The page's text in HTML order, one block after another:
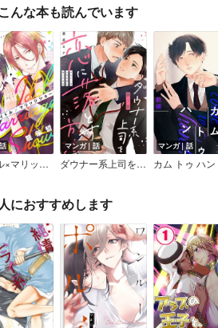
んな本も読んでいます
アイドル×マリッジショー
マンガ｜話
ダウナー系上司を恋に落とす方法【単話売】
マンガ｜話
におすすめします